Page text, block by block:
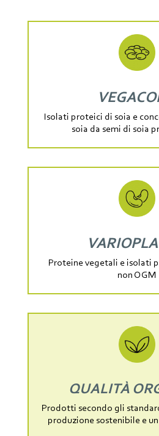
Isolati proteici di soia e
soia da semi di soia
Proteine vegetali e isolati
non OGM
QUALITÀ
Prodotti secondo gli
produzione sostenibile e